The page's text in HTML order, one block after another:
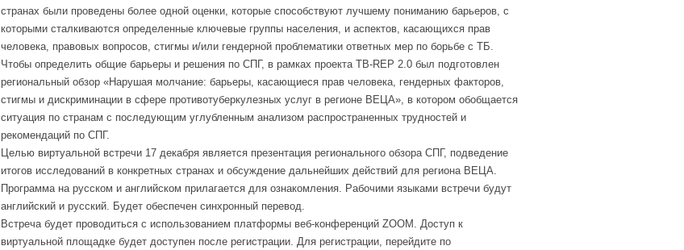
странах были проведены более одной оценки, которые способствуют лучшему пониманию барьеров, с
которыми сталкиваются определенные ключевые группы населения, и аспектов, касающихся прав
человека, правовых вопросов, стигмы и/или гендерной проблематики ответных мер по борьбе с ТБ.
Чтобы определить общие барьеры и решения по СПГ, в рамках проекта TB-REP 2.0 был подготовлен
региональный обзор «Нарушая молчание: барьеры, касающиеся прав человека, гендерных факторов,
стигмы и дискриминации в сфере противотуберкулезных услуг в регионе ВЕЦА», в котором обобщается
ситуация по странам с последующим углубленным анализом распространенных трудностей и
рекомендаций по СПГ.
Целью виртуальной встречи 17 декабря является презентация регионального обзора СПГ, подведение
итогов исследований в конкретных странах и обсуждение дальнейших действий для региона ВЕЦА.
Программа на русском и английском прилагается для ознакомления. Рабочими языками встречи будут
английский и русский. Будет обеспечен синхронный перевод.
Встреча будет проводиться с использованием платформы веб-конференций ZOOM. Доступ к
виртуальной площадке будет доступен после регистрации. Для регистрации, перейдите по